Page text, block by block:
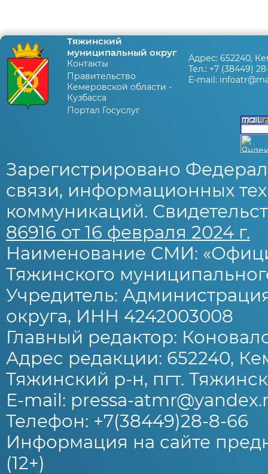
Тяжинский
муниципальный округ
Контакты
Правительство
Кемеровской области -
Кузбасса
Портал Госуслуг
Адрес: 652240,
Тел.: +7 (38449)
E-mail:
Зарегистрировано
связи, информационных
коммуникаций.
86916 от 16 февраля 2024 г.
Наименование СМИ:
Тяжинского
Учредитель:
округа, ИНН 4242003008
Главный редактор:
Адрес редакции: 652240,
Тяжинский р-н, пгт.
E-mail: pressa-
Телефон: +7(38449)28-8-66
Информация на сайте
(12+)